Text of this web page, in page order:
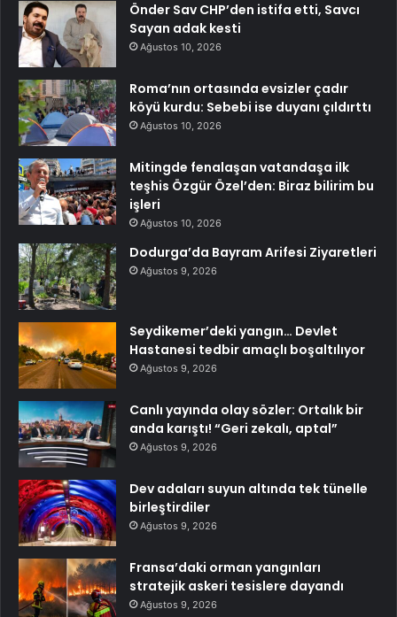
Önder Sav CHP’den istifa etti, Savcı
Sayan adak kesti
Ağustos 10, 2026
Roma’nın ortasında evsizler çadır
köyü kurdu: Sebebi ise duyanı çıldırttı
Ağustos 10, 2026
Mitingde fenalaşan vatandaşa ilk
teşhis Özgür Özel’den: Biraz bilirim bu
işleri
Ağustos 10, 2026
Dodurga’da Bayram Arifesi Ziyaretleri
Ağustos 9, 2026
Seydikemer’deki yangın… Devlet
Hastanesi tedbir amaçlı boşaltılıyor
Ağustos 9, 2026
Canlı yayında olay sözler: Ortalık bir
anda karıştı! “Geri zekalı, aptal”
Ağustos 9, 2026
Dev adaları suyun altında tek tünelle
birleştirdiler
Ağustos 9, 2026
Fransa’daki orman yangınları
stratejik askeri tesislere dayandı
Ağustos 9, 2026